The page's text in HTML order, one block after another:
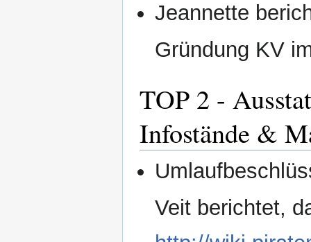
Jeannette
Gründung KV
TOP 2 -
Infostände &
Veit berichtet,